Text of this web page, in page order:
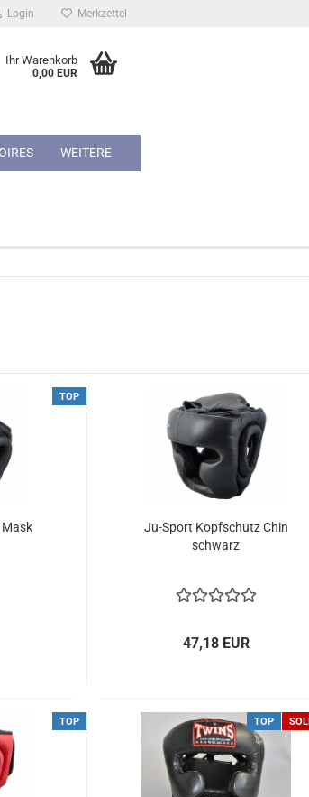
Login Merkzettel
Ihr Warenkorb
0,00 EUR
WEITERE
TOP
Ju-Sport Kopfschutz Chin
schwarz
47,18 EUR
TOP TOP